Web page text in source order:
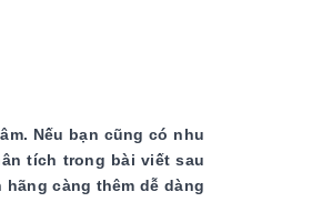
Nếu bạn cũng có nhu
tích trong bài viết sau
càng thêm dễ dàng